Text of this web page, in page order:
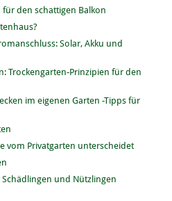
den schattigen Balkon
Solar, Akku und
Trockengarten-Prinzipien für den
im eigenen Garten -Tipps für
vom Privatgarten unterscheidet
und Nützlingen